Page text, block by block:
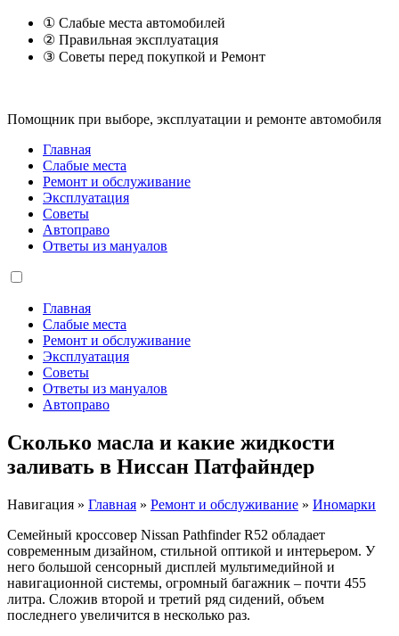
① Слабые места автомобилей
② Правильная эксплуатация
③ Советы перед покупкой и Ремонт
Помощник при выборе, эксплуатации и ремонте автомобиля
Главная
Слабые места
Ремонт и обслуживание
Эксплуатация
Советы
Автоправо
Ответы из мануалов
Главная
Слабые места
Ремонт и обслуживание
Эксплуатация
Советы
Ответы из мануалов
Автоправо
Сколько масла и какие жидкости
заливать в Ниссан Патфайндер
Навигация » Главная » Ремонт и обслуживание » Иномарки
Семейный кроссовер Nissan Pathfinder R52 обладает
современным дизайном, стильной оптикой и интерьером. У
него большой сенсорный дисплей мультимедийной и
навигационной системы, огромный багажник – почти 455
литра. Сложив второй и третий ряд сидений, объем
последнего увеличится в несколько раз.